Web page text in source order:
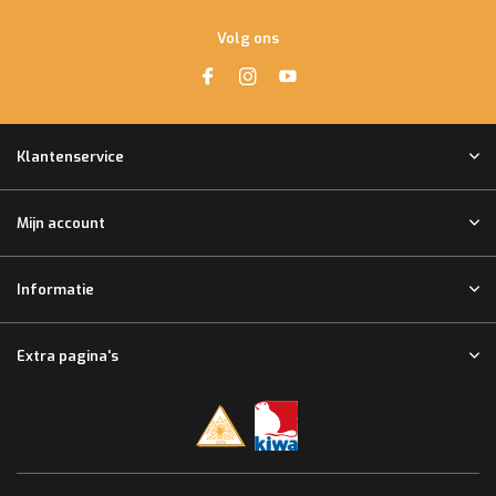
Volg ons
Klantenservice
Mijn account
Informatie
Extra pagina's